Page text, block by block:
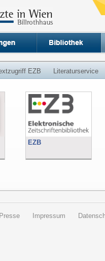
EZB Literaturservice
EZB
Presse Impressum